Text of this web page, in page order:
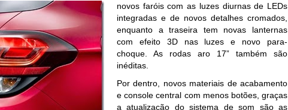
novos faróis com as luzes diurnas de LEDs
integradas e de novos detalhes cromados,
enquanto a traseira tem novas lanternas
com efeito 3D nas luzes e novo para-
choque. As rodas aro 17” também são
inéditas.
Por dentro, novos materiais de acabamento
e console central com menos botões, graças
a atualização do sistema de som são as